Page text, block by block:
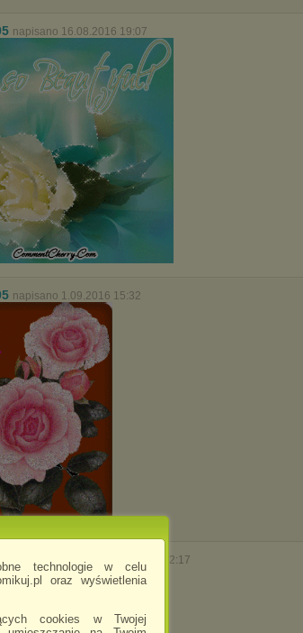
technologie w celu
oraz wyświetlenia
cookies w Twojej
napisano 16.08.2016 19:07
napisano 1.09.2016 15:32
napisano 11.09.2017 22:17